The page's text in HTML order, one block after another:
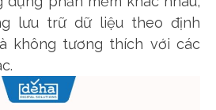
lưu trữ dữ liệu theo định
không tương thích với các